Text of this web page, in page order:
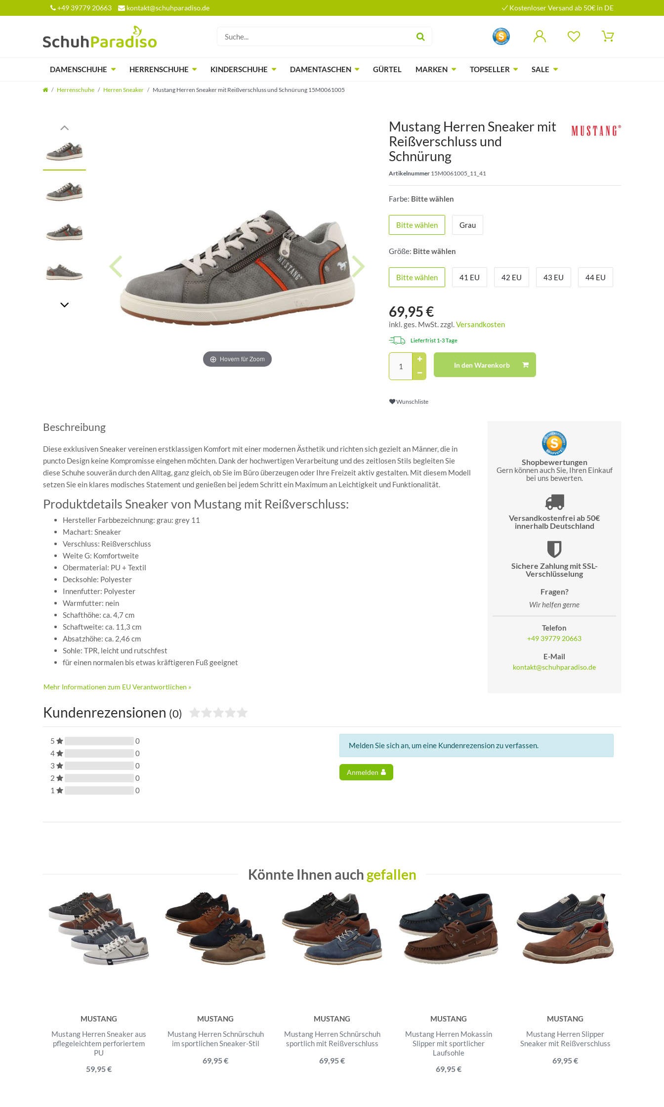
+49 39779 20663 kontakt@schuhparadiso.de Kostenloser Versand ab 50€ in DE
DAMENSCHUHE HERRENSCHUHE KINDERSCHUHE DAMENTASCHEN GÜRTEL MARKEN TOPSELLER SALE
Herrenschuhe Herren Sneaker Mustang Herren Sneaker mit Reißverschluss und Schnürung 15M0061005
Hovern für Zoom
Mustang Herren Sneaker mit
Reißverschluss und
Schnürung
Artikelnummer 15M0061005_11_41
Farbe: Bitte wählen
Bitte wählen Grau
Größe: Bitte wählen
Bitte wählen 41 EU 42 EU 43 EU 44 EU
69,95 €
inkl. ges. MwSt. zzgl.Versandkosten
Lieferfrist 1-3 Tage
In den Warenkorb
Wunschliste
Beschreibung
Diese exklusiven Sneaker vereinen erstklassigen Komfort mit einer modernen Ästhetik und richten sich gezielt an Männer, die in
puncto Design keine Kompromisse eingehen möchten. Dank der hochwertigen Verarbeitung und des zeitlosen Stils begleiten Sie
diese Schuhe souverän durch den Alltag, ganz gleich, ob Sie im Büro überzeugen oder Ihre Freizeit aktiv gestalten. Mit diesem Modell
setzen Sie ein klares modisches Statement und genießen bei jedem Schritt ein Maximum an Leichtigkeit und Funktionalität.
Produktdetails Sneaker von Mustang mit Reißverschluss:
Hersteller Farbbezeichnung: grau: grey 11
Machart: Sneaker
Verschluss: Reißverschluss
Weite G: Komfortweite
Obermaterial: PU + Textil
Decksohle: Polyester
Innenfutter: Polyester
Warmfutter: nein
Schafthöhe: ca. 4,7 cm
Schaftweite: ca. 11,3 cm
Absatzhöhe: ca. 2,46 cm
Sohle: TPR, leicht und rutschfest
für einen normalen bis etwas kräftigeren Fuß geeignet
Mehr Informationen zum EU Verantwortlichen »
Shopbewertungen
Gern können auch Sie, Ihren Einkauf
bei uns bewerten.
Versandkostenfrei ab 50€
innerhalb Deutschland
Sichere Zahlung mit SSL-
Verschlüsselung
Fragen?
Wir helfen gerne
Telefon
+49 39779 20663
E-Mail
kontakt@schuhparadiso.de
Kundenrezensionen (0)
5
0
4
0
3
0
2
0
1
0
Melden Sie sich an, um eine Kundenrezension zu verfassen.
Anmelden
Könnte Ihnen auch gefallen
MUSTANG
Mustang Herren Sneaker aus
pflegeleichtem perforiertem
PU
59,95 €
MUSTANG
Mustang Herren Schnürschuh
im sportlichen Sneaker-Stil
69,95 €
MUSTANG
Mustang Herren Schnürschuh
sportlich mit Reißverschluss
69,95 €
MUSTANG
Mustang Herren Mokassin
Slipper mit sportlicher
Laufsohle
69,95 €
MUSTANG
Mustang Herren Slipper
Sneaker mit Reißverschluss
69,95 €